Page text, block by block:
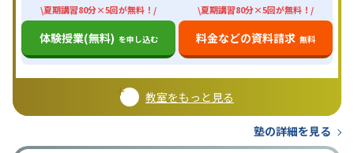
\夏期講習80分×5回が無料！/
体験授業(無料) を申し込む
\夏期講習80分×5回が無料！/
料金などの資料請求 無料
教室をもっと見る
塾の詳細を見る